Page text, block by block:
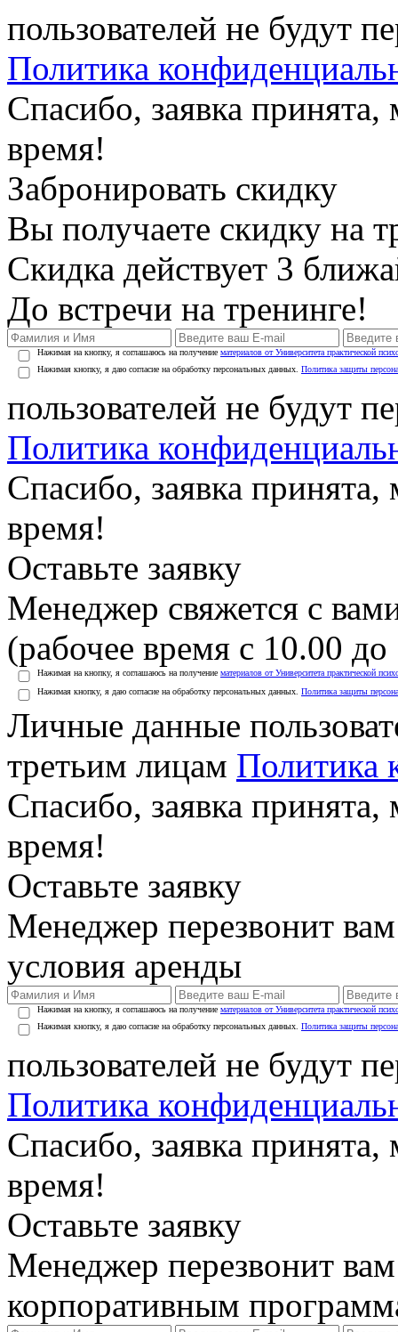
пользователей не будут
Политика
Спасибо, заявка
время!
Забронировать скидку
Вы получаете скидку на
Скидка действует 3
До встречи на тренинге!
Нажимая на кнопку, я соглашаюсь на получение материалов от Университета практической
Нажимая кнопку, я даю согласие на обработку персональных данных. Политика защиты
пользователей не будут
Политика
Спасибо, заявка
время!
Оставьте заявку
Менеджер свяжется с
(рабочее время с 10.00
Нажимая на кнопку, я соглашаюсь на получение материалов от Университета практической
Нажимая кнопку, я даю согласие на обработку персональных данных. Политика защиты
Личные данные
третьим лицам Политика
Спасибо, заявка
время!
Оставьте заявку
Менеджер перезвонит
условия аренды
Нажимая на кнопку, я соглашаюсь на получение материалов от Университета практической
Нажимая кнопку, я даю согласие на обработку персональных данных. Политика защиты
пользователей не будут
Политика
Спасибо, заявка
время!
Оставьте заявку
Менеджер перезвонит
корпоративным